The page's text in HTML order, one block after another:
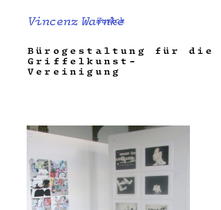
Vincenz Warnke
Zurück
Bürogestaltung für die
Griffelkunst-
Vereinigung